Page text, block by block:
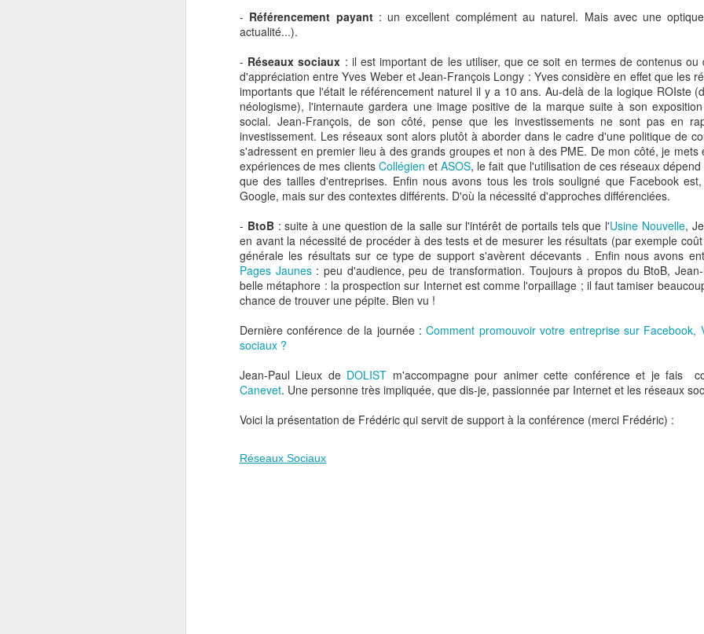
- Référencement payant: un excellent complément au naturel. Mais avec une
actualité...).
- Réseaux sociaux : il est important de les utiliser, que ce soit en termes de contenus ou
d'appréciation entre Yves Weber et Jean-François Longy : Yves considère en effet que les
importants que l'était le référencement naturel il y a 10 ans. Au-delà de la logique ROIste
néologisme), l'internaute gardera une image positive de la marque suite à son
social. Jean-François, de son côté, pense que les investissements ne sont pas en
investissement. Les réseaux sont alors plutôt à aborder dans le cadre d'une politique de
s'adressent en premier lieu à des grands groupes et non à des PME. De mon côté, je
expériences de mes clients Collégien etASOS, le fait que l'utilisation de ces réseaux
que des tailles d'entreprises. Enfin nous avons tous les trois souligné que Facebook
Google, mais sur des contextes différents. D'où la nécessité d'approches différenciées.
- BtoB: suite à une question de la salle sur l'intérêt de portails tels que l'Usine Nouvelle,
en avant la nécessité de procéder à des tests et de mesurer les résultats (par exemple
générale les résultats sur ce type de support s'avèrent décevants . Enfin nous avons
Pages Jaunes: peu d'audience, peu de transformation. Toujours à propos du BtoB,
belle métaphore : la prospection sur Internet est comme l'orpaillage ; il faut tamiser
chance de trouver une pépite. Bien vu !
Dernière conférence de la journée :Comment promouvoir votre entreprise sur Facebook,
sociaux ?
Jean-Paul Lieux de DOLIST m'accompagne pour animer cette conférence et je fais
Canevet. Une personne très impliquée, que dis-je, passionnée par Internet et les réseaux
Voici la présentation de Frédéric qui servit de support à la conférence (merci Frédéric) :
Réseaux Sociaux
A long terme lespure playersdu e-commerce qui acquièrent ou créent des réseaux
Players »,prendront progressivement le dessus, tout comme Alibaba l’a fait avec Auchan, tout
Monoprix.
La raison de cette chute des acteurs traditionnels de la distribution physique au
est à la fois structurelle et culturelle.
Lesex-Pure-Playersont culturellement et structurellement considéré que le client et sa
activité.
Ils ont mis en place un système d’information spécialisé totalement intégré, optimisé pour le
la visite jusqu’à sa livraison en passant par la commande. La spécialisation et
structurelle d’un tout autre niveau qu’un distributeur physique partant d’une logistique
Les acteurs traditionnels de la distribution persistent à concevoir la « tech »
niveau stratégique que tactique comme Auchan l’a montré à nouveau en Chine.
Il suffit de voir les affres que connaissent les distributeurs ayant fait le choix de la facilité
magasin pour leur service de drivealors qu’Amazon a fait celui de l’exigence et peut
suite à une commande en ligne bien qu’ayant un stock 3 fois moins important que ses pairs. Et
firme de Seattle a investi en 2019 800 M$ pour livrer ses clients en 30 minutes d’ici 2024.
distributeurs externalisent leur stratégie et tactique digitale à des « agences digitales
Pour lesex-Pure-Playersc’est la notion centrale du client qui est à la base de leur
dans la durée. Ils ne se basent pas sur la rentabilité du ticket de caisse mais sur celle de ce
transactionnel mais surtout le relationnel avec ces clients, au travers de l’évaluation des
« Cent fleurs s’épanouissent » est une ancienne expression chinoise qui signifie que le